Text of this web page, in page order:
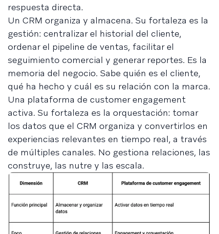
respuesta directa.
Un CRM organiza y almacena. Su fortaleza es la
gestión: centralizar el historial del cliente,
ordenar el pipeline de ventas, facilitar el
seguimiento comercial y generar reportes. Es la
memoria del negocio. Sabe quién es el cliente,
qué ha hecho y cuál es su relación con la marca.
Una plataforma de customer engagement
activa. Su fortaleza es la orquestación: tomar
los datos que el CRM organiza y convertirlos en
experiencias relevantes en tiempo real, a través
de múltiples canales. No gestiona relaciones, las
construye, las nutre y las escala.